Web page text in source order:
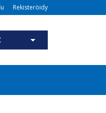
Rekisteröidy
Avaa ostoskori